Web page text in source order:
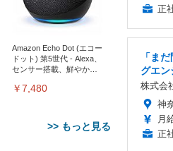
Amazon Echo Dot (エコー
ドット) 第5世代 - Alexa、
センサー搭載、鮮やかな
￥7,480
>> もっと見る
正
「ま
グエン
株式会
神
月
正